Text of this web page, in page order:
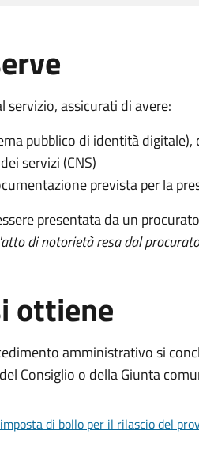
servizio, assicurati di avere:
pubblico di identità
servizi (CNS)
prevista per la
presentata da un
di notorietà resa dal
ottiene
amministrativo si
Consiglio o della Giunta
di bollo per il rilascio del